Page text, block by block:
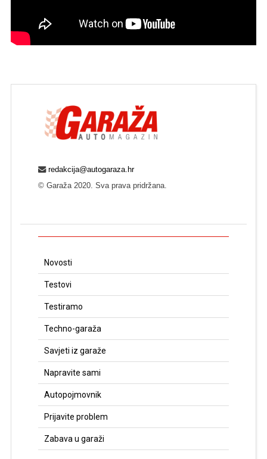
redakcija@autogaraza.hr
© Garaža 2020. Sva prava pridržana.
Novosti
Testovi
Testiramo
Techno-garaža
Savjeti iz garaže
Napravite sami
Autopojmovnik
Prijavite problem
Zabava u garaži